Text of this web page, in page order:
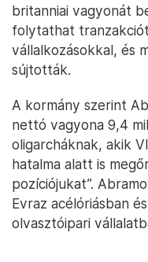
britanniai vagyonát
folytathat
vállalkozásokkal, és
sújtották.
A kormány szerint
nettó vagyona 9,4
oligarcháknak, akik
hatalma alatt is
pozíciójukat”.
Evraz acélóriásban
olvasztóipari